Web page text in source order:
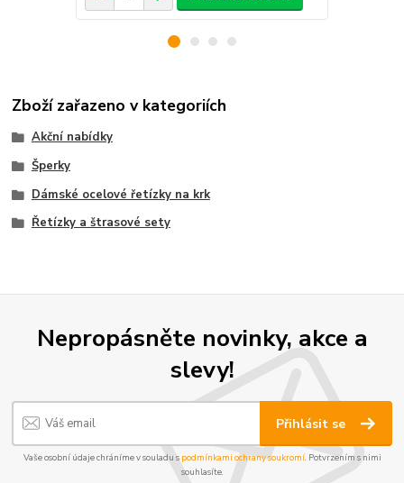
Zboží zařazeno v kategoriích
Akční nabídky
Šperky
Dámské ocelové řetízky na krk
Řetízky a štrasové sety
Nepropásněte novinky, akce a
slevy!
Přihlásit se
Vaše osobní údaje chráníme v souladu s podmínkami ochrany soukromí. Potvrzením s nimi
souhlasíte.